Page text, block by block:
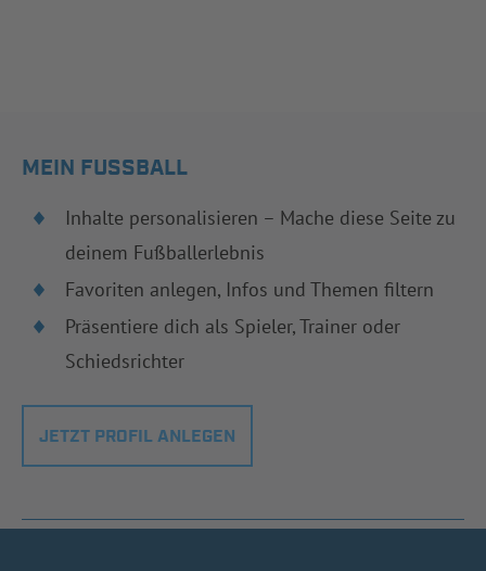
MEIN FUSSBALL
Inhalte personalisieren – Mache diese Seite zu
deinem Fußballerlebnis
Favoriten anlegen, Infos und Themen filtern
Präsentiere dich als Spieler, Trainer oder
Schiedsrichter
JETZT PROFIL ANLEGEN